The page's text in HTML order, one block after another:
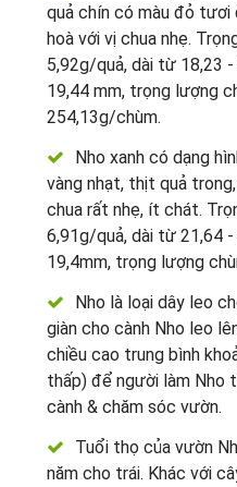
quả chín có màu đỏ
hoà với vị chua nhẹ.
5,92g/quả, dài từ 18,23
19,44 mm, trọng lượng
254,13g/chùm.
Nho xanh có dạng
vàng nhạt, thịt quả
chua rất nhẹ, ít chát.
6,91g/quả, dài từ 21,64
19,4mm, trọng lượng
Nho là loại dây leo
giàn cho cành Nho leo
chiều cao trung bình
thấp) để người làm Nho
cành & chăm sóc vườn.
Tuổi thọ của vườn
năm cho trái. Khác với